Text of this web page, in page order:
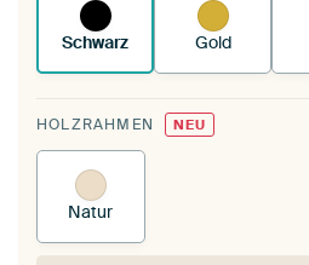
Schwarz Gold
HOLZRAHMEN NEU
Natur